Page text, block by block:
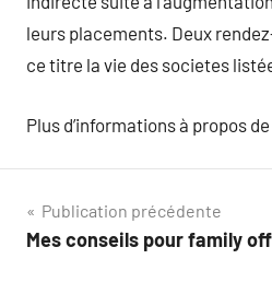
leurs placements. Deux
ce titre la vie des societes
Plus d’informations à propos de
Navigation
de
Publication précédente
Mes conseils pour family